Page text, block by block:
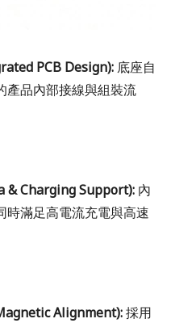
PCB Design): 底座自
產品內部接線與組裝流
& Charging Support): 內
時滿足高電流充電與高速
Alignment):採用